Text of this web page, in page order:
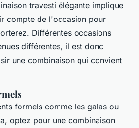
travesti élégante implique
compte de l'occasion pour
Différentes occasions
différentes, il est donc
une combinaison qui convient
formels comme les galas ou
optez pour une combinaison